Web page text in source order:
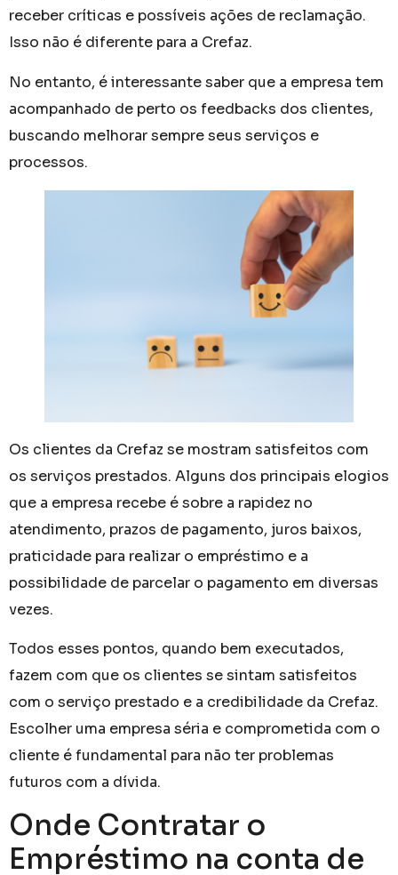
receber críticas e possíveis ações de reclamação.
Isso não é diferente para a Crefaz.
No entanto, é interessante saber que a empresa tem
acompanhado de perto os feedbacks dos clientes,
buscando melhorar sempre seus serviços e
processos.
Os clientes da Crefaz se mostram satisfeitos com
os serviços prestados. Alguns dos principais elogios
que a empresa recebe é sobre a rapidez no
atendimento, prazos de pagamento, juros baixos,
praticidade para realizar o empréstimo e a
possibilidade de parcelar o pagamento em diversas
vezes.
Todos esses pontos, quando bem executados,
fazem com que os clientes se sintam satisfeitos
com o serviço prestado e a credibilidade da Crefaz.
Escolher uma empresa séria e comprometida com o
cliente é fundamental para não ter problemas
futuros com a dívida.
Onde Contratar o
Empréstimo na conta de